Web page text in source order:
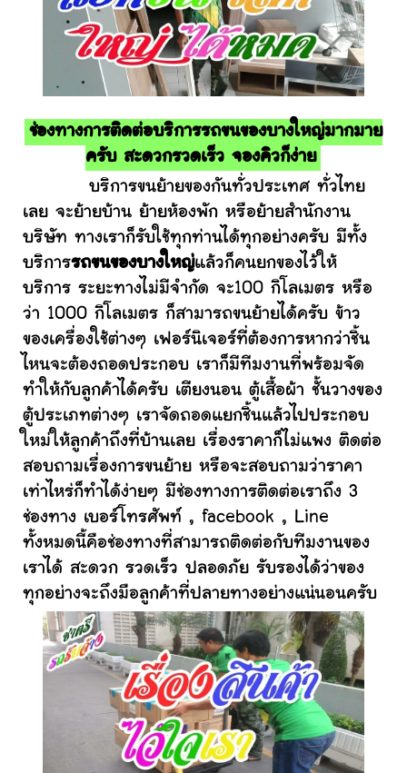
ช่องทางการติดต่อบริการรถขนของบางใหญ่มากมาย
ครับ สะดวกรวดเร็ว จองคิวก็ง่าย
บริการขนย้ายของกันทั่วประเทศ ทั่วไทย
เลย จะย้ายบ้าน ย้ายห้องพัก หรือย้ายสำนักงาน
บริษัท ทางเราก็รับใช้ทุกท่านได้ทุกอย่างครับ มีทั้ง
บริการรถขนของบางใหญ่แล้วก็คนยกของไว้ให้
บริการ ระยะทางไม่มีจำกัด จะ100 กิโลเมตร หรือ
ว่า 1000 กิโลเมตร ก็สามารถขนย้ายได้ครับ ข้าว
ของเครื่องใช้ต่างๆ เฟอร์นิเจอร์ที่ต้องการหากว่าชิ้น
ไหนจะต้องถอดประกอบ เราก็มีทีมงานที่พร้อมจัด
ทำให้กับลูกค้าได้ครับ เตียงนอน ตู้เสื้อผ้า ชั้นวางของ
ตู้ประเภทต่างๆ เราจัดถอดแยกชิ้นแล้วไปประกอบ
ใหม่ให้ลูกค้าถึงที่บ้านเลย เรื่องราคาก็ไม่แพง ติดต่อ
สอบถามเรื่องการขนย้าย หรือจะสอบถามว่าราคา
เท่าไหร่ก็ทำได้ง่ายๆ มีช่องทางการติดต่อเราถึง 3
ช่องทาง เบอร์โทรศัพท์ , facebook , Line
ทั้งหมดนี้คือช่องทางที่สามารถติดต่อกับทีมงานของ
เราได้ สะดวก รวดเร็ว ปลอดภัย รับรองได้ว่าของ
ทุกอย่างจะถึงมือลูกค้าที่ปลายทางอย่างแน่นอนครับ